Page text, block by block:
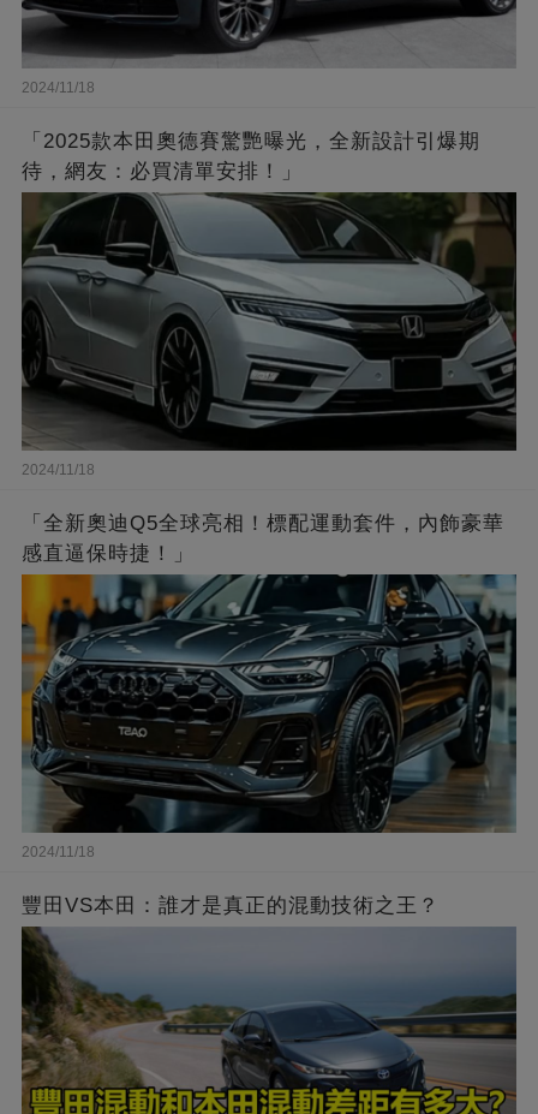
2024/11/18
「2025款本田奧德賽驚艷曝光，全新設計引爆期
待，網友：必買清單安排！」
2024/11/18
「全新奧迪Q5全球亮相！標配運動套件，內飾豪華
感直逼保時捷！」
2024/11/18
豐田VS本田：誰才是真正的混動技術之王？